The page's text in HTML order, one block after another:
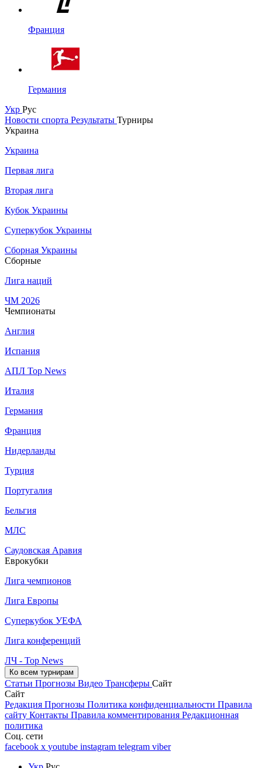
Франция
Германия
Укр Рус
Новости спорта Результаты Турниры
Украина
Украина
Первая лига
Вторая лига
Кубок Украины
Суперкубок Украины
Сборная Украины
Сборные
Лига наций
ЧМ 2026
Чемпионаты
Англия
Испания
АПЛ Top News
Италия
Германия
Франция
Нидерланды
Турция
Португалия
Бельгия
МЛС
Саудовская Аравия
Еврокубки
Лига чемпионов
Лига Европы
Суперкубок УЕФА
Лига конференций
ЛЧ - Top News
Ко всем турнирам
Статьи Прогнозы Видео Трансферы Сайт
Сайт
Редакция Прогнозы Политика конфиденциальности Правила
сайту Контакты Правила комментирования Редакционная
политика
Соц. сети
facebook x youtube instagram telegram viber